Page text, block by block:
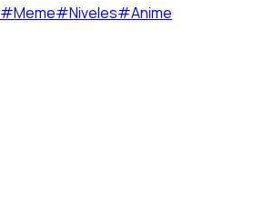
#Meme#Niveles#Anime